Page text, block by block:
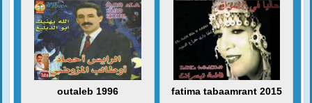
outaleb 1996 fatima tabaamrant 2015